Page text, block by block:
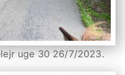
uge 30 26/7/2023.